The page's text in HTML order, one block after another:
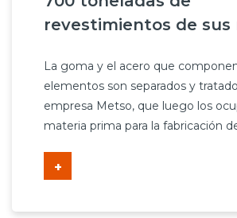
revestimientos de sus
La goma y el acero que
elementos son separados y
empresa Metso, que luego los
materia prima para la fabricación
+